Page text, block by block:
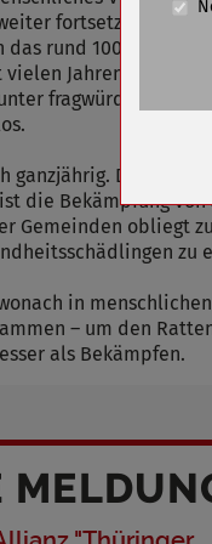
fortsetzen. Die
das rund 100
Jahren eng in
fragwürdiges
ganzjährig. Die
die Bekämpfung
Gemeinden obliegt
in
– um den
als Bekämpfen.
Cookie
Name
Anbieter